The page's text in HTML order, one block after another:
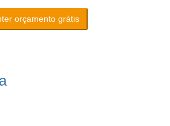
orçamento grátis